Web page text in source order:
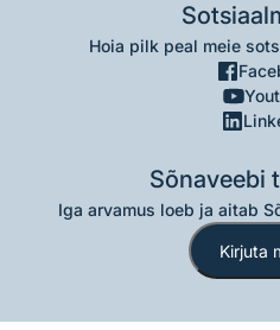
Hoia pilk peal meie
Sõnaveebi
Iga arvamus loeb ja aitab
Kirjuta